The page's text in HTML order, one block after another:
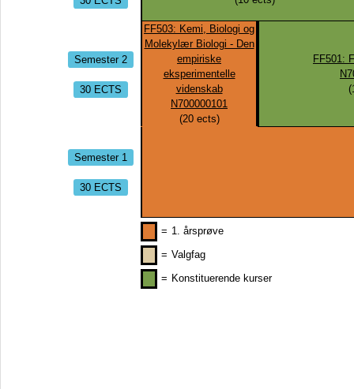
Semester 2
30 ECTS
FF503: Kemi, Biologi og
Molekylær Biologi - Den
empiriske
eksperimentelle
videnskab
N700000101
(20ects)
FF501:
(
Semester 1
30 ECTS
= 1. årsprøve
= Valgfag
= Konstituerende kurser